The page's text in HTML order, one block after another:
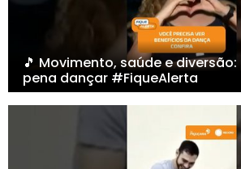
🎵 Movimento, saúde e
pena dançar #FiqueAlerta